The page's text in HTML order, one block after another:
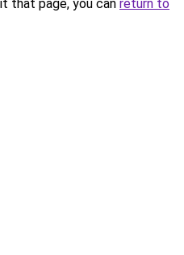
that page, you can return to